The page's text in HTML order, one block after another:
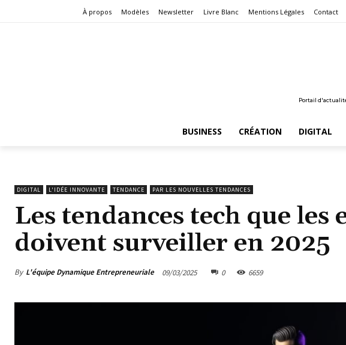
À propos Modèles Newsletter Livre Blanc Mentions Légales Contact
Portail
BUSINESS CRÉATION DIGITAL
DIGITAL L'IDÉE INNOVANTE TENDANCE PAR LES NOUVELLES TENDANCES
Les tendances tech que
doivent surveiller en 2025
By L'équipe Dynamique Entrepreneuriale 09/03/2025 0 6659